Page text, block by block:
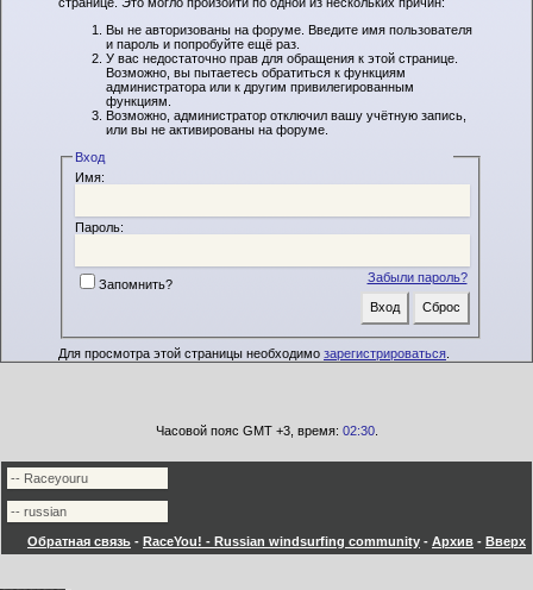
Вы не авторизованы на форуме. Введите имя пользователя
и пароль и попробуйте ещё раз.
У вас недостаточно прав для обращения к этой странице.
Возможно, вы пытаетесь обратиться к функциям
администратора или к другим привилегированным
функциям.
Возможно, администратор отключил вашу учётную запись,
или вы не активированы на форуме.
Вход
Имя:
Пароль:
Забыли пароль?
Запомнить?
Для просмотра этой страницы необходимо зарегистрироваться
Часовой пояс GMT +3, время: 02:30.
Обратная связь - RaceYou! - Russian windsurfing community - Архив - Вверх